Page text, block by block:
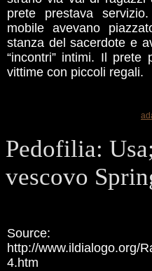
prete prestava
mobile avevano
stanza del sacerdote e
“incontri” intimi. Il prete
vittime con piccoli regali.
Pedofilia:
vescovo
Source:
http://www.ildialogo.org/
4.htm